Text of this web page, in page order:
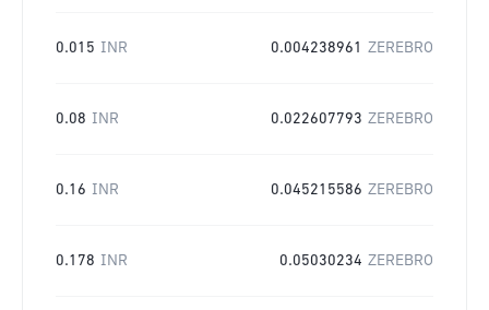
0.015 INR 0.004238961 ZEREBRO
0.08 INR 0.022607793 ZEREBRO
0.16 INR 0.045215586 ZEREBRO
0.178 INR 0.05030234 ZEREBRO